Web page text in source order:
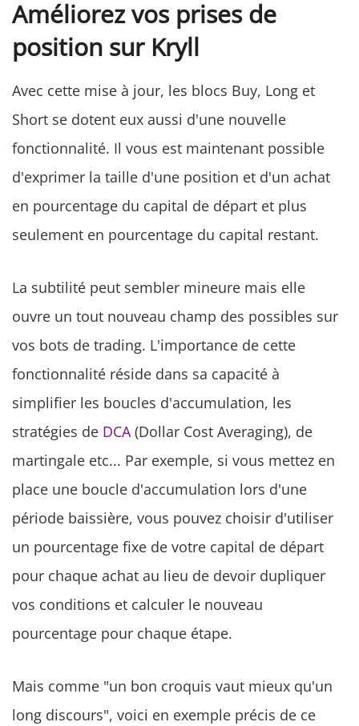
Améliorez vos prises de
position sur Kryll
Avec cette mise à jour, les blocs Buy, Long et
Short se dotent eux aussi d'une nouvelle
fonctionnalité. Il vous est maintenant possible
d'exprimer la taille d'une position et d'un achat
en pourcentage du capital de départ et plus
seulement en pourcentage du capital restant.
La subtilité peut sembler mineure mais elle
ouvre un tout nouveau champ des possibles sur
vos bots de trading. L'importance de cette
fonctionnalité réside dans sa capacité à
simplifier les boucles d'accumulation, les
stratégies de DCA(Dollar Cost Averaging), de
martingale etc... Par exemple, si vous mettez en
place une boucle d'accumulation lors d'une
période baissière, vous pouvez choisir d'utiliser
un pourcentage fixe de votre capital de départ
pour chaque achat au lieu de devoir dupliquer
vos conditions et calculer le nouveau
pourcentage pour chaque étape.
Mais comme "un bon croquis vaut mieux qu'un
long discours", voici en exemple précis de ce